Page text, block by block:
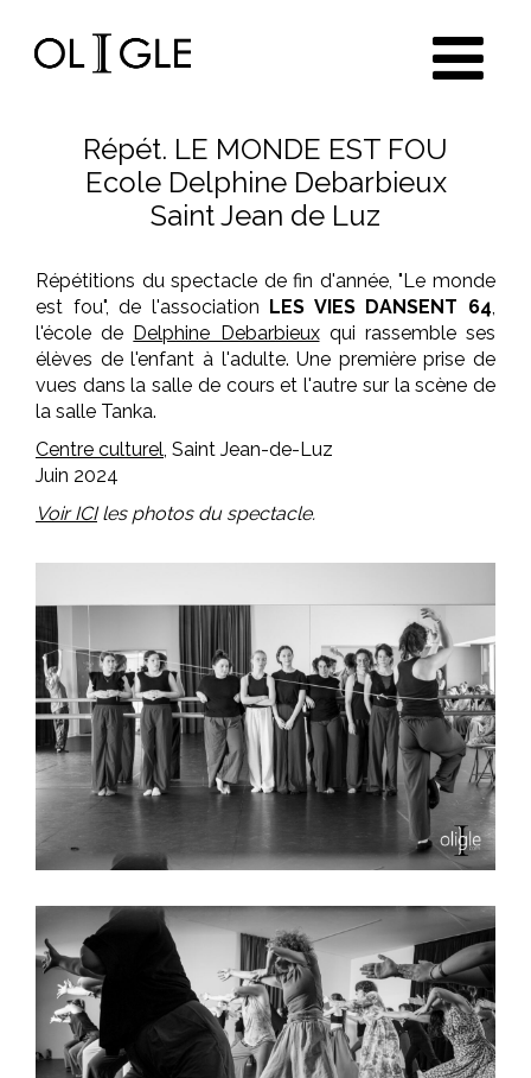
Oligle
Répét. LE MONDE EST FOU
Ecole Delphine Debarbieux
Saint Jean de Luz
Répétitions du spectacle de fin d'année, "Le monde
est fou", de l'association LES VIES DANSENT 64,
l'école de Delphine Debarbieuxqui rassemble ses
élèves de l'enfant à l'adulte. Une première prise de
vues dans la salle de cours et l'autre sur la scène de
la salle Tanka.
Centre culturel, Saint Jean-de-Luz
Juin 2024
Voir ICIles photos du spectacle.